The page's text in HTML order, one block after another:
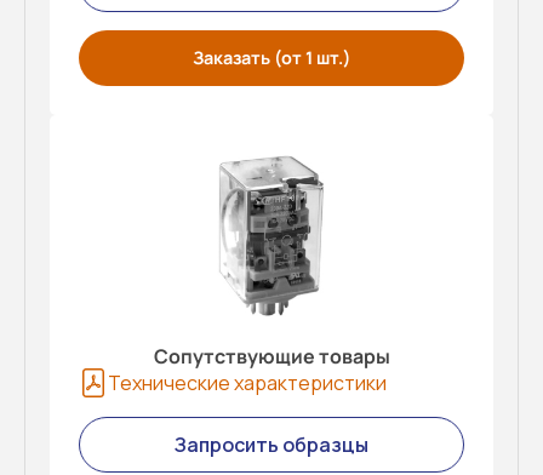
Заказать (от 1 шт.)
Сопутствующие товары
Технические характеристики
Запросить образцы